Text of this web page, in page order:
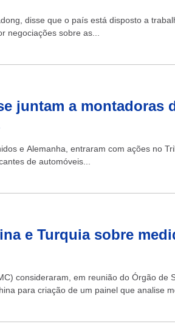
disse que o país está disposto a
negociações sobre as...
juntam a montadoras
e Alemanha, entraram com ações no
de automóveis...
e Turquia sobre
consideraram, em reunião do Órgão de
para criação de um painel que analise